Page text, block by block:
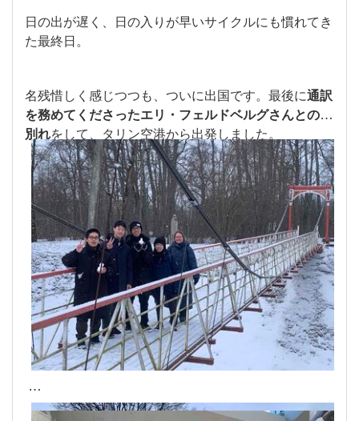
日の出が遅く、日の入りが早いサイクルにも慣れてき
た最終日。
名残惜しく感じつつも、ついに出国です。最後に通訳
を務めてくださったエリ・フェルドベルグさんとのお
別れをして、タリン空港から出発しました。